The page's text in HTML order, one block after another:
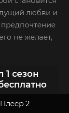
любви и
не желает,
1 сезон
Плеер 2